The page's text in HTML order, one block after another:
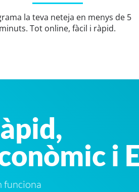
la teva neteja en menys de 5
minuts. Tot online, fàcil i ràpid.
i
funciona